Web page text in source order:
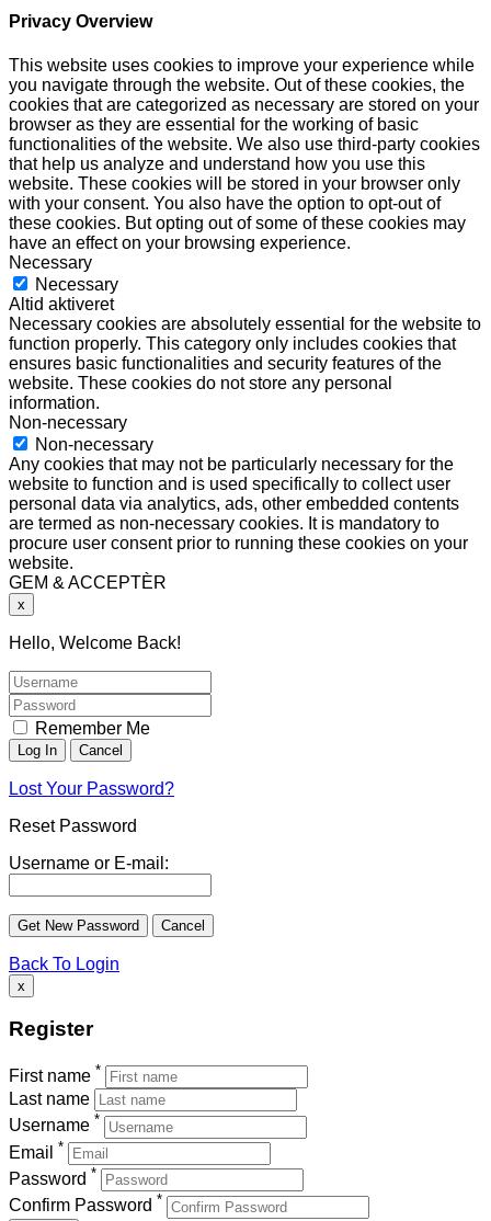
Privacy Overview
This website uses cookies to improve your experience while
you navigate through the website. Out of these cookies, the
cookies that are categorized as necessary are stored on your
browser as they are essential for the working of basic
functionalities of the website. We also use third-party cookies
that help us analyze and understand how you use this
website. These cookies will be stored in your browser only
with your consent. You also have the option to opt-out of
these cookies. But opting out of some of these cookies may
have an effect on your browsing experience.
Necessary
Necessary
Altid aktiveret
Necessary cookies are absolutely essential for the website to
function properly. This category only includes cookies that
ensures basic functionalities and security features of the
website. These cookies do not store any personal
information.
Non-necessary
Non-necessary
Any cookies that may not be particularly necessary for the
website to function and is used specifically to collect user
personal data via analytics, ads, other embedded contents
are termed as non-necessary cookies. It is mandatory to
procure user consent prior to running these cookies on your
website.
GEM & ACCEPTÈR
x
Hello, Welcome Back!
Remember Me
Lost Your Password?
Reset Password
Username or E-mail:
Back To Login
x
Register
First name *
Last name
Username *
Email *
Password *
Confirm Password *